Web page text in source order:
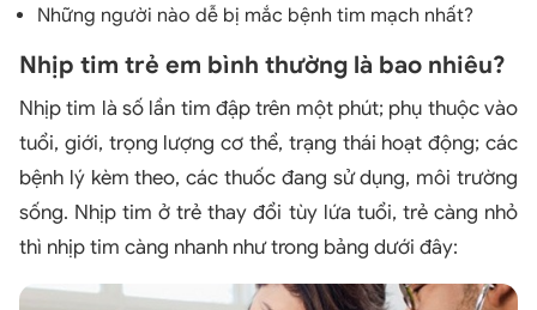
Những người nào dễ bị mắc bệnh tim mạch nhất?
Nhịp tim trẻ em bình thường là bao nhiêu?
Nhịp tim là số lần tim đập trên một phút; phụ thuộc vào
tuổi, giới, trọng lượng cơ thể, trạng thái hoạt động; các
bệnh lý kèm theo, các thuốc đang sử dụng, môi trường
sống. Nhịp tim ở trẻ thay đổi tùy lứa tuổi, trẻ càng nhỏ
thì nhịp tim càng nhanh như trong bảng dưới đây: